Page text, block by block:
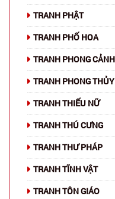
TRANH PHẬT
TRANH PHỐ HOA
TRANH PHONG CẢNH
TRANH PHONG THỦY
TRANH THIẾU NỮ
TRANH THÚ CƯNG
TRANH THƯ PHÁP
TRANH TĨNH VẬT
TRANH TÔN GIÁO